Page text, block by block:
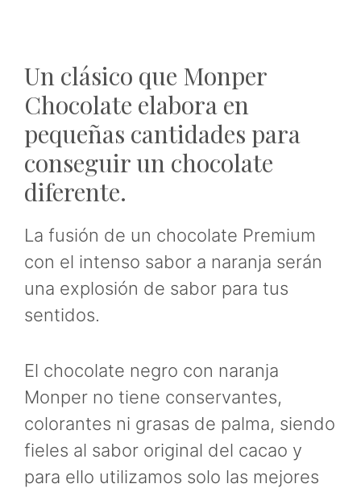
Un clásico que Monper
Chocolate elabora en
pequeñas cantidades para
conseguir un chocolate
diferente.
La fusión de un chocolate Premium
con el intenso sabor a naranja serán
una explosión de sabor para tus
sentidos.
El chocolate negro con naranja
Monper no tiene conservantes,
colorantes ni grasas de palma, siendo
fieles al sabor original del cacao y
para ello utilizamos solo las mejores